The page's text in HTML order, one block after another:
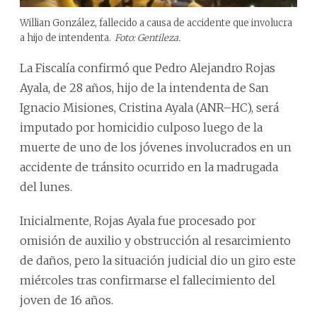
Willian González, fallecido a causa de accidente que involucra
a hijo de intendenta. Foto: Gentileza.
La Fiscalía confirmó que Pedro Alejandro Rojas
Ayala, de 28 años, hijo de la intendenta de San
Ignacio Misiones, Cristina Ayala (ANR–HC), será
imputado por homicidio culposo luego de la
muerte de uno de los jóvenes involucrados en un
accidente de tránsito ocurrido en la madrugada
del lunes.
Inicialmente, Rojas Ayala fue procesado por
omisión de auxilio y obstrucción al resarcimiento
de daños, pero la situación judicial dio un giro este
miércoles tras confirmarse el fallecimiento del
joven de 16 años.